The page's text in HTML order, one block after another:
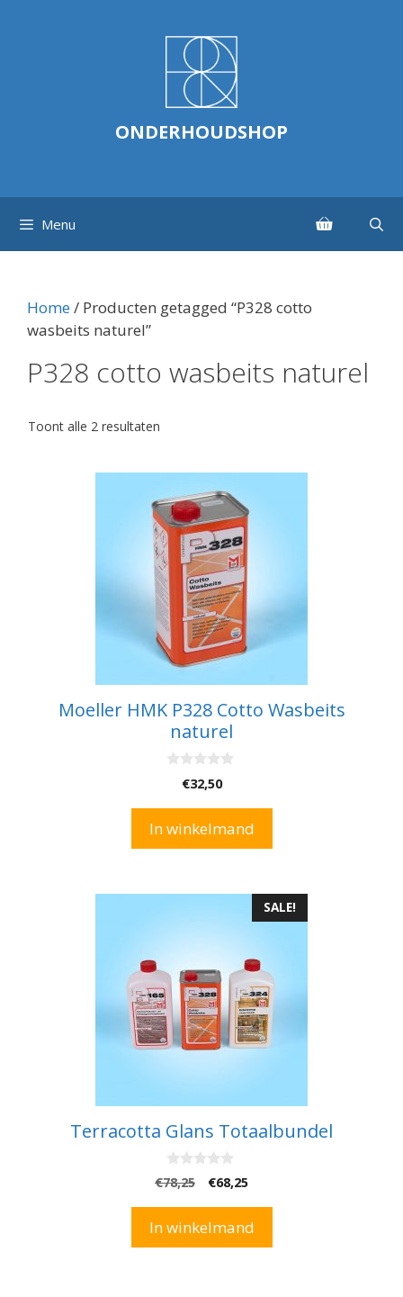
ONDERHOUDSHOP
Menu
Home/ Producten getagged “P328 cotto
wasbeits naturel”
P328 cotto wasbeits naturel
Toont alle 2 resultaten
Moeller HMK P328 Cotto Wasbeits
naturel
5
€32,50
In winkelmand
SALE!
Terracotta Glans Totaalbundel
0
v
5
€78,25
Oorspronkelijke
was:
€78,25.
€68,25Huidige
is:
€68,25.
In winkelmand